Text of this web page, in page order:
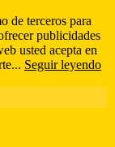
de terceros para
publicidades
usted acepta en
Seguir leyendo